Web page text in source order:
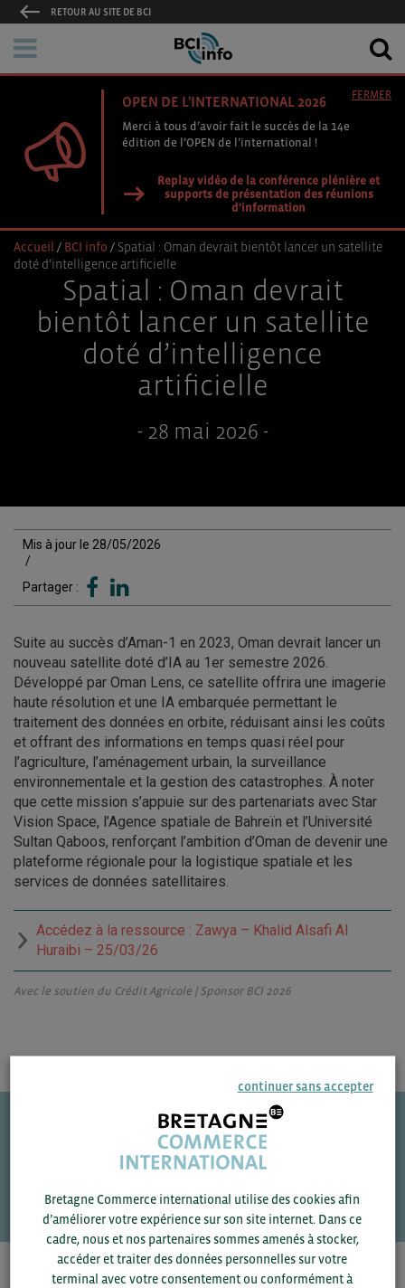
RETOUR AU SITE DE BCI
OPEN DE L'INTERNATIONAL 2026
Merci à tous d’avoir fait le succès de la 14e
édition de l’OPEN de l’international !
Replay vidéo de la conférence plénière et
supports de présentation des réunions
d'information
FERMER
Accueil / BCI info / Spatial : Oman devrait bientôt lancer un satellite
doté d’intelligence artificielle
Spatial : Oman devrait
bientôt lancer un satellite
doté d’intelligence
artificielle
- 28 mai 2026 -
Mis à jour le 28/05/2026
/
Partager :
Suite au succès d’Aman-1 en 2023, Oman devrait lancer un
nouveau satellite doté d’IA au 1er semestre 2026.
Développé par Oman Lens, ce satellite offrira une imagerie
haute résolution et une IA embarquée permettant le
traitement des données en orbite, réduisant ainsi les coûts
et offrant des informations en temps quasi réel pour
l’agriculture, l’aménagement urbain, la surveillance
environnementale et la gestion des catastrophes. À noter
que cette mission s’appuie sur des partenariats avec Star
Vision Space, l’Agence spatiale de Bahreïn et l’Université
Sultan Qaboos, renforçant l’ambition d’Oman de devenir une
plateforme régionale pour la logistique spatiale et les
services de données satellitaires.
Accédez à la ressource : Zawya – Khalid Alsafi Al
Huraibi – 25/03/26
Avec le soutien du Crédit Agricole | Sponsor BCI 2026
Une question ?
Pour voir les contacts, merci de renseigner votre
continuer sans accepter
Bretagne Commerce international utilise des cookies afin
d’améliorer votre expérience sur son site internet. Dans ce
cadre, nous et nos partenaires sommes amenés à stocker,
accéder et traiter des données personnelles sur votre
terminal avec votre consentement ou conformément à